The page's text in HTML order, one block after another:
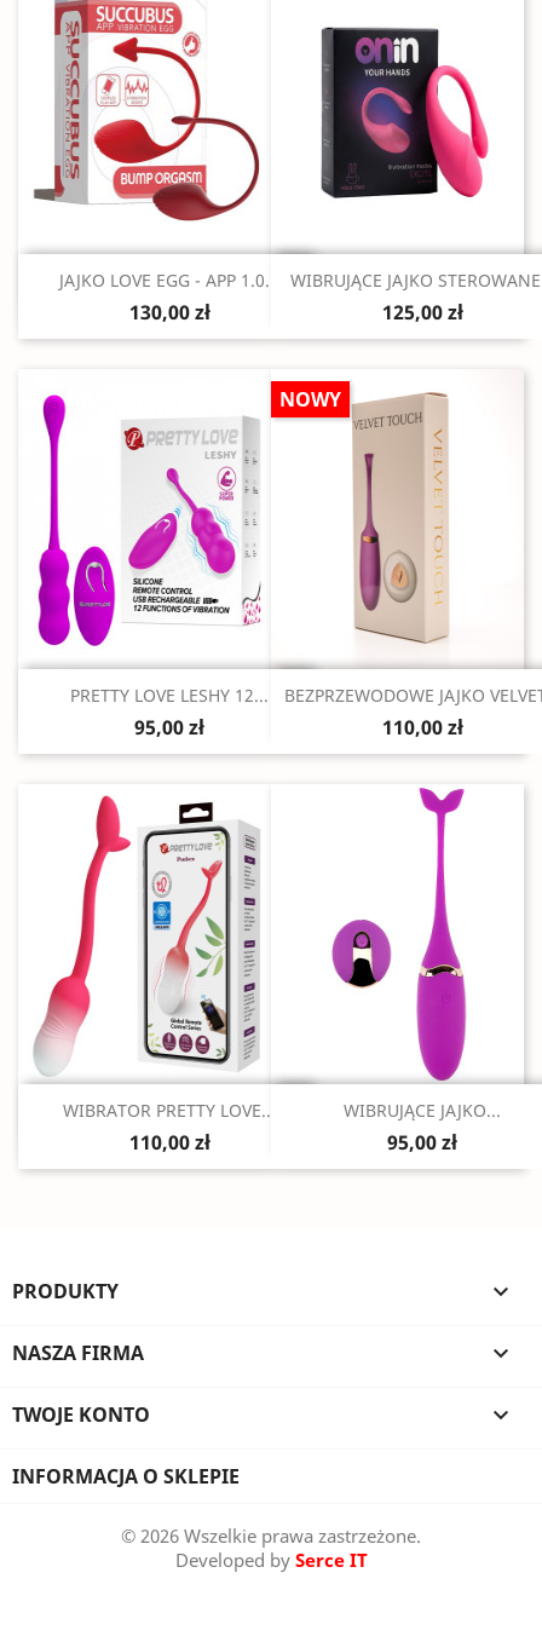
Szybki podgląd
JAJKO LOVE EGG - APP 1.0...
130,00 zł
Szybki podgląd
WIBRUJĄCE JAJKO
125,00 zł
Szybki podgląd
PRETTY LOVE LESHY 12...
95,00 zł
Szybki podgląd
BEZPRZEWODOWE JAJKO
110,00 zł
NOWY
Szybki podgląd
WIBRATOR PRETTY LOVE...
110,00 zł
Szybki podgląd
WIBRUJĄCE JAJKO...
95,00 zł
PRODUKTY 
NASZA FIRMA 
TWOJE KONTO 
INFORMACJA O SKLEPIE
© 2026 Wszelkie prawa zastrzeżone.
Developed by Serce IT